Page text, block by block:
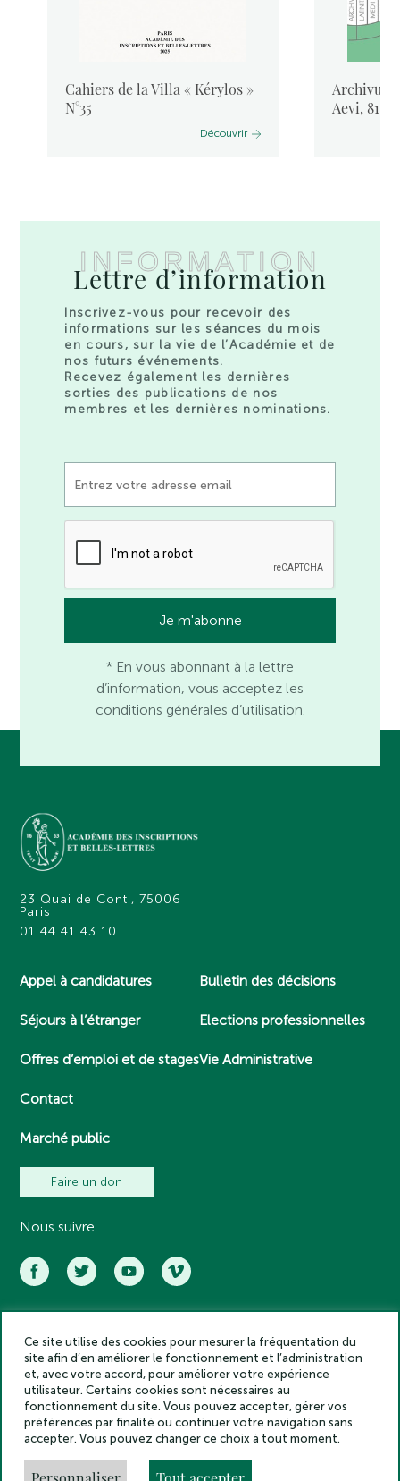
Cahiers de la Villa « Kérylos »
N°35
Découvrir
Aevi, 81,
INFORMATION
Lettre d’information
Inscrivez-vous pour recevoir des
informations sur les séances du mois
en cours, sur la vie de l’Académie et de
nos futurs événements.
Recevez également les dernières
sorties des publications de nos
membres et les dernières nominations.
* En vous abonnant à la lettre
d’information, vous acceptez les
conditions générales d’utilisation.
23 Quai de Conti, 75006
Paris
01 44 41 43 10
Appel à candidatures
Séjours à l’étranger
Offres d’emploi et de stages
Contact
Marché public
Bulletin des décisions
Elections professionnelles
Vie Administrative
Faire un don
Nous suivre
Académie des inscriptions et belles lettres – Tous droits réservés
2025
Politique de confidentialité
Mentions légales
Crédits
Gestion des cookies
Made by
Ce site utilise des cookies pour mesurer la fréquentation du
site afin d’en améliorer le fonctionnement et l’administration
et, avec votre accord, pour améliorer votre expérience
utilisateur. Certains cookies sont nécessaires au
fonctionnement du site. Vous pouvez accepter, gérer vos
préférences par finalité ou continuer votre navigation sans
accepter. Vous pouvez changer ce choix à tout moment.